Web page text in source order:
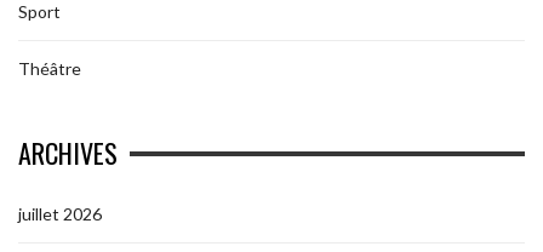
Sport
Théâtre
ARCHIVES
juillet 2026